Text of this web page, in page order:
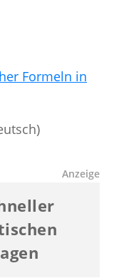
Formeln in